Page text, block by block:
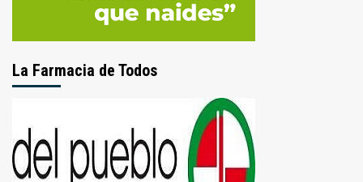
La Farmacia de Todos